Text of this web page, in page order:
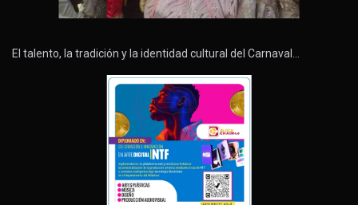
El talento, la tradición y la identidad cultural del Carnaval…